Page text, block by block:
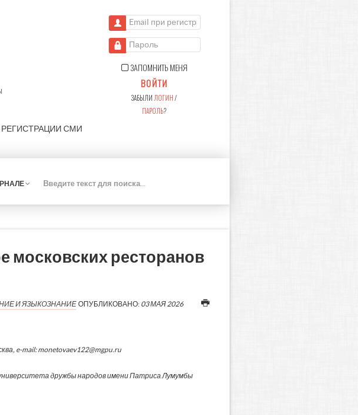
СМИ
Email при регистрации
Пароль
ЗАПОМНИТЬ МЕНЯ
ВОЙТИ
ЗАБЫЛИ ЛОГИН/
ПАРОЛЬ?
К
московских ресторанов
И ЯЗЫКОЗНАНИЕ ОПУБЛИКОВАНО: 03 МАЯ 2026
e-mail: monetovaev122@mgpu.ru
дружбы народов имени Патриса Лумумбы